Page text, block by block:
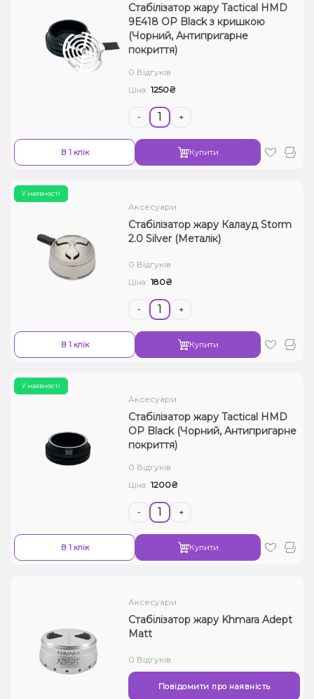
Стабілізатор жару Tactical HMD
9E418 OP Black з кришкою
(Чорний, Антипригарне
покриття)
0 Відгуків
Ціна: 1250₴
- +
В 1 клік Купити
У наявності
Аксесуари
Стабілізатор жару Калауд Storm
2.0 Silver (Металік)
0 Відгуків
Ціна: 180₴
- +
В 1 клік Купити
У наявності
Аксесуари
Стабілізатор жару Tactical HMD
OP Black (Чорний, Антипригарне
покриття)
0 Відгуків
Ціна: 1200₴
- +
В 1 клік Купити
Аксесуари
Стабілізатор жару Khmara Adept
Matt
0 Відгуків
Повідомити про наявність